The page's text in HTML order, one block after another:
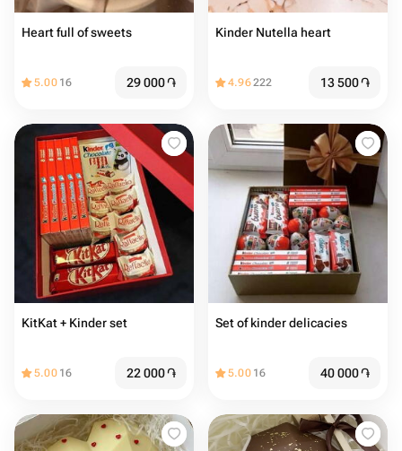
Heart full of sweets
5.00 16 29 000֏
Kinder Nutella heart
4.96222 13 500֏
KitKat + Kinder set
5.00 16 22 000֏
Set of kinder delicacies
5.00 16 40 000֏